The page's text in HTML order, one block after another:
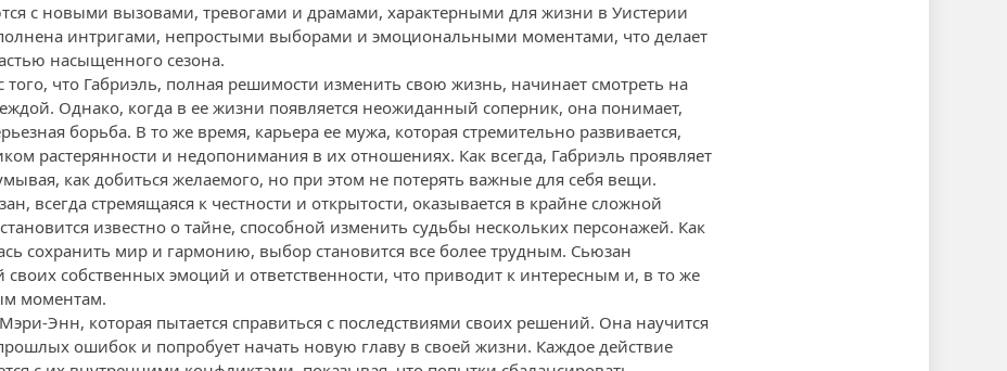
с новыми вызовами, тревогами и драмами, характерными для жизни в Уистерии
интригами, непростыми выборами и эмоциональными моментами, что делает
насыщенного сезона.
того, что Габриэль, полная решимости изменить свою жизнь, начинает смотреть на
Однако, когда в ее жизни появляется неожиданный соперник, она понимает,
борьба. В то же время, карьера ее мужа, которая стремительно развивается,
растерянности и недопонимания в их отношениях. Как всегда, Габриэль проявляет
как добиться желаемого, но при этом не потерять важные для себя вещи.
всегда стремящаяся к честности и открытости, оказывается в крайне сложной
известно о тайне, способной изменить судьбы нескольких персонажей. Как
сохранить мир и гармонию, выбор становится все более трудным. Сьюзан
своих собственных эмоций и ответственности, что приводит к интересным и, в то же
моментам.
Энн, которая пытается справиться с последствиями своих решений. Она научится
ошибок и попробует начать новую главу в своей жизни. Каждое действие